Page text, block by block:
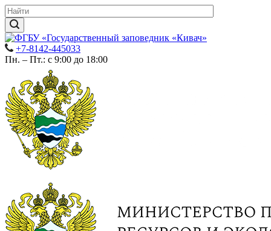
+7-8142-445033
Пн. – Пт.: с 9:00 до 18:00